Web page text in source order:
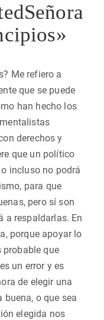
Me refiero a
que se puede
han hecho los
derechos y
que un político
incluso no podrá
para que
pero sí son
a respaldarlas. En
porque apoyar lo
probable que
un error y es
de elegir una
o que sea
elegida nos